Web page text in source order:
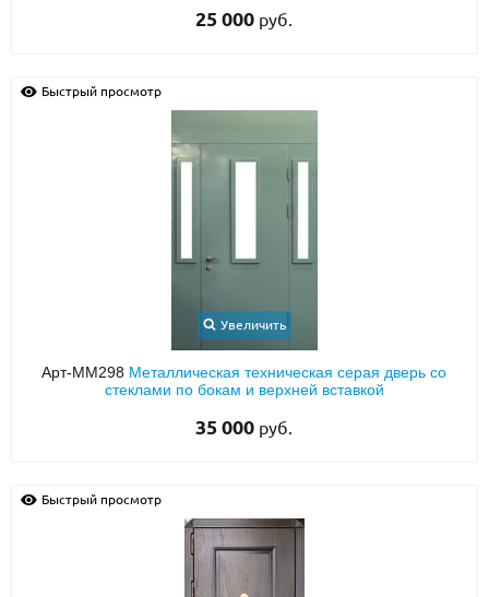
25 000 руб.
Быстрый просмотр
Увеличить
Арт-ММ298 Металлическая техническая серая дверь со
стеклами по бокам и верхней вставкой
35 000 руб.
Быстрый просмотр